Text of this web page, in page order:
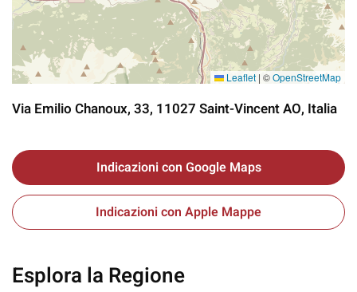
Leaflet | ©OpenStreetMap
Via Emilio Chanoux, 33, 11027 Saint-Vincent AO, Italia
Indicazioni con Google Maps
Indicazioni con Apple Mappe
Esplora la Regione